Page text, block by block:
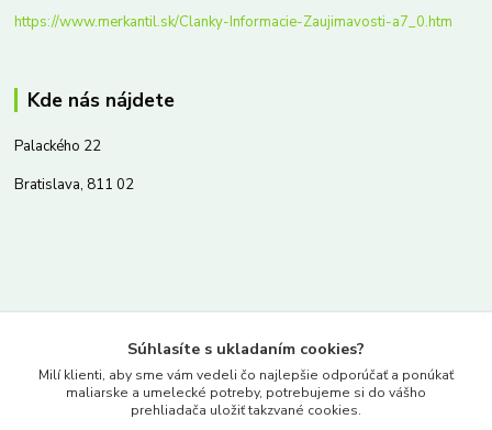
https://www.merkantil.sk/Clanky-Informacie-Zaujimavosti-a7_0.htm
Kde nás nájdete
Palackého 22
Bratislava, 811 02
www.merkantil.sk
Súhlasíte s ukladaním cookies?
Milí klienti, aby sme vám vedeli čo najlepšie odporúčať a ponúkať
maliarske a umelecké potreby, potrebujeme si do vášho
prehliadača uložiť takzvané cookies.